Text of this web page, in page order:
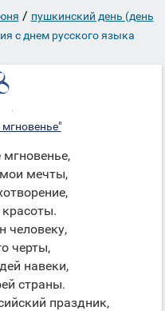
/ пушкинский день (день
с днем русского языка
мечты,
человеку,
черты,
навеки,
страны.
праздник,